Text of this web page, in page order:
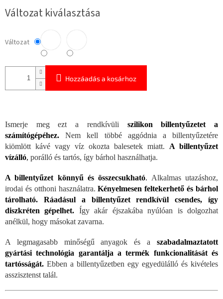
Változat kiválasztása
Változat
Hozzáadás a kosárhoz
Ismerje meg ezt a rendkívüli szilikon billentyűzetet a
számítógépéhez. Nem kell többé aggódnia a billentyűzetére
kiömlött kávé vagy víz okozta balesetek miatt. A billentyűzet
vízálló, porálló és tartós, így bárhol használhatja.
A billentyűzet könnyű és összecsukható. Alkalmas utazáshoz,
irodai és otthoni használatra.Kényelmesen feltekerhető és bárhol
tárolható. Ráadásul a billentyűzet rendkívül csendes, így
diszkréten gépelhet. Így akár éjszakába nyúlóan is dolgozhat
anélkül, hogy másokat zavarna.
A legmagasabb minőségű anyagok és a szabadalmaztatott
gyártási technológia garantálja a termék funkcionalitását és
tartósságát. Ebben a billentyűzetben egy egyedülálló és kivételes
asszisztenst talál.